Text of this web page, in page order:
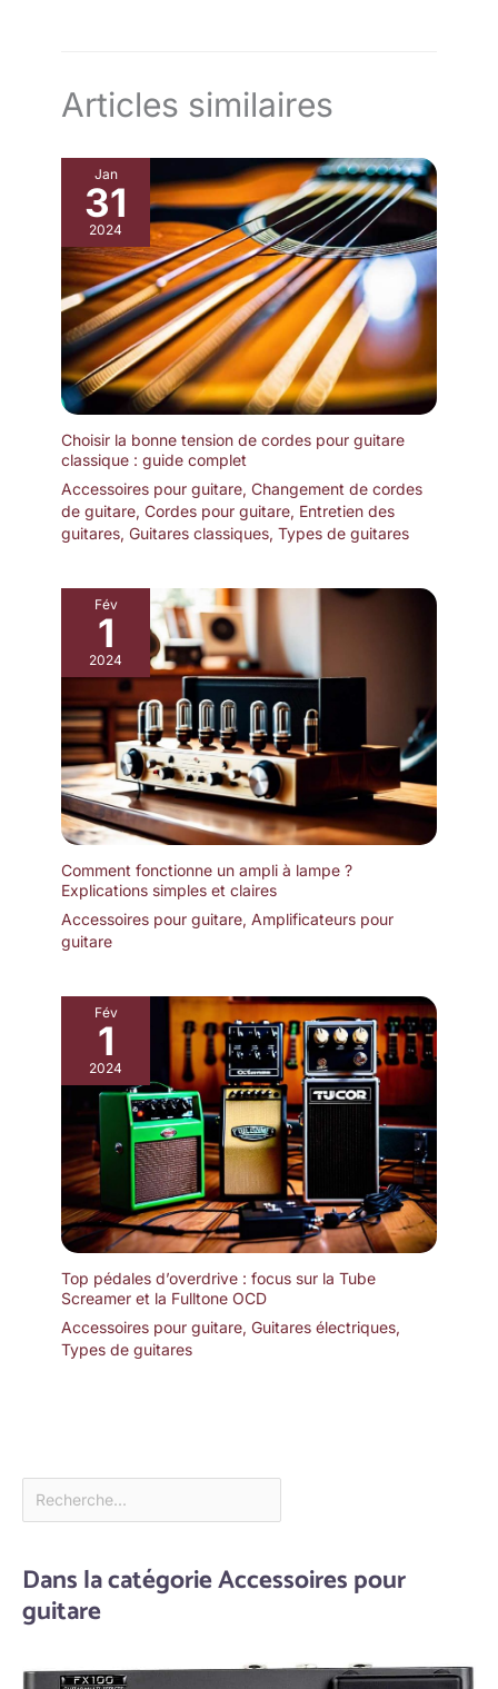
Articles similaires
Jan
31
2024
Choisir la bonne tension de cordes pour guitare
classique : guide complet
Accessoires pour guitare, Changement de cordes
de guitare, Cordes pour guitare, Entretien des
guitares, Guitares classiques, Types de guitares
Fév
1
2024
Comment fonctionne un ampli à lampe ?
Explications simples et claires
Accessoires pour guitare, Amplificateurs pour
guitare
Fév
1
2024
Top pédales d’overdrive : focus sur la Tube
Screamer et la Fulltone OCD
Accessoires pour guitare, Guitares électriques,
Types de guitares
Dans la catégorie Accessoires pour
guitare